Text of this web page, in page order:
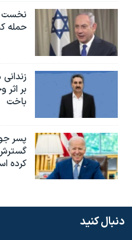
نخست
حمله
بر
باخت
پسر
کرده
دنبال کنید